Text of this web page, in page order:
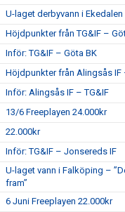
U-laget derbyvann i Ekedalen
Höjdpunkter från TG&IF –
Inför: TG&IF – Göta BK
Höjdpunkter från Alingsås IF
Inför: Alingsås IF – TG&IF
13/6 Freeplayen 24.000kr
22.000kr
Inför: TG&IF – Jonsereds IF
U-laget vann i Falköping –
fram”
6 Juni Freeplayen 22.000kr